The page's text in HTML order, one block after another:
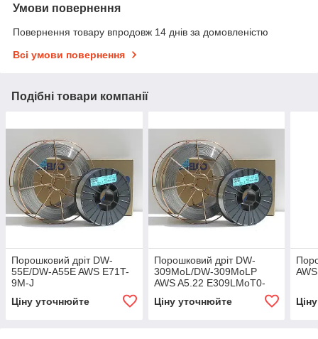
Умови повернення
Повернення товару впродовж 14 днів за домовленістю
Всі умови повернення
Подібні товари компанії
Порошковий дріт DW-
55E/DW-A55E AWS E71T-
9M-J
Ціну уточнюйте
Порошковий дріт DW-
309MoL/DW-309MoLP
AWS A5.22 E309LMoT0-
Ціну уточнюйте